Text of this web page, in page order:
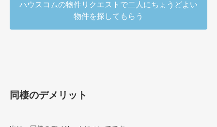
ハウスコムの物件リクエストで二人にちょうどよい
物件を探してもらう
同棲のデメリット